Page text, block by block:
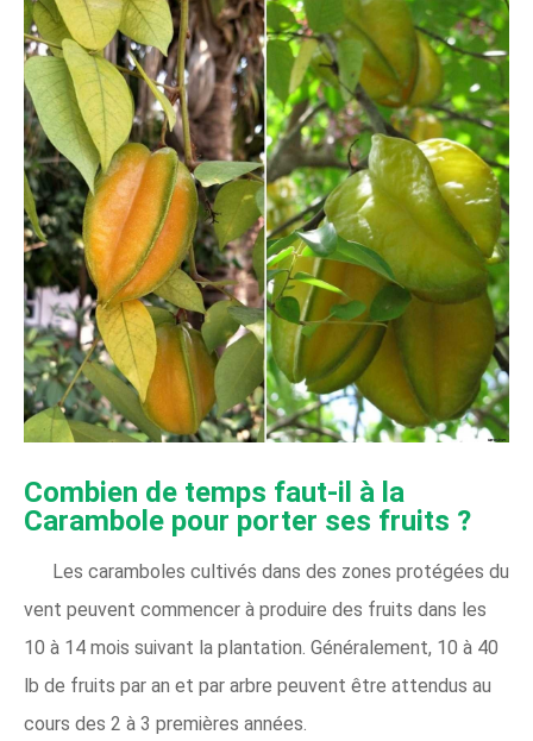
Combien de temps faut-il à la
Carambole pour porter ses fruits ?
Les caramboles cultivés dans des zones protégées du
vent peuvent commencer à produire des fruits dans les
10 à 14 mois suivant la plantation. Généralement, 10 à 40
lb de fruits par an et par arbre peuvent être attendus au
cours des 2 à 3 premières années.